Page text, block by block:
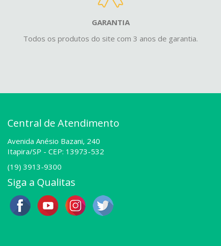
GARANTIA
Todos os produtos do site com 3 anos de garantia.
Central de Atendimento
Avenida Anésio Bazani, 240
Itapira/SP - CEP: 13973-532
(19) 3913-9300
Siga a Qualitas